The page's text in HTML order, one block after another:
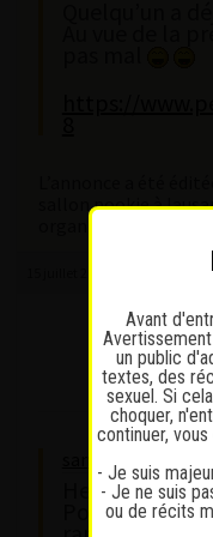
sallon pookie à
goblet400
Participant
Messages :
Lapinaute
sam_the_nice
Hello,
Pour le Luna
Avant
un public
textes, des
sexuel. Si
choquer,
continuer,
- Je suis
- Je ne suis
ou de récits